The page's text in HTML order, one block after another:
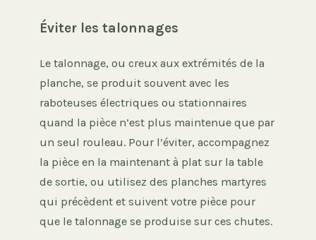
Éviter les talonnages
Le talonnage, ou creux aux extrémités de la
planche, se produit souvent avec les
raboteuses électriques ou stationnaires
quand la pièce n’est plus maintenue que par
un seul rouleau. Pour l’éviter, accompagnez
la pièce en la maintenant à plat sur la table
de sortie, ou utilisez des planches martyres
qui précèdent et suivent votre pièce pour
que le talonnage se produise sur ces chutes.